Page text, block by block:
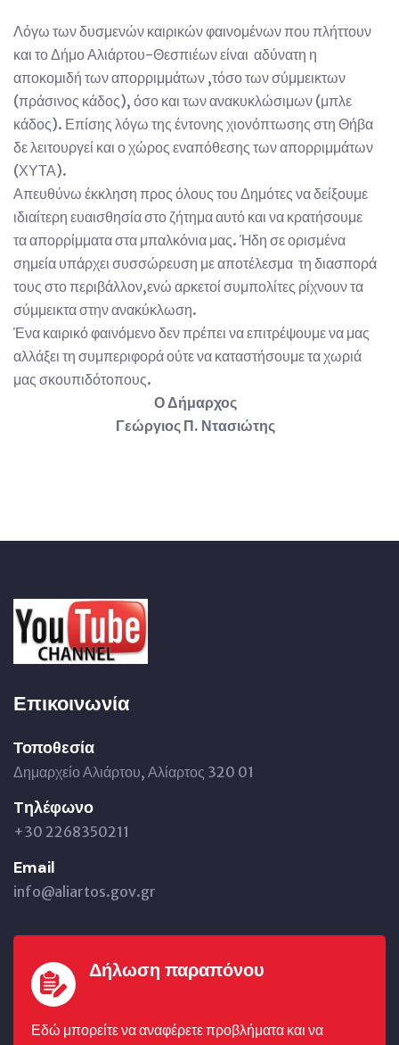
Λόγω των δυσμενών καιρικών φαινομένων που πλήττουν
και το Δήμο Αλιάρτου-Θεσπιέων είναι αδύνατη η
αποκομιδή των απορριμμάτων ,τόσο των σύμμεικτων
(πράσινος κάδος), όσο και των ανακυκλώσιμων (μπλε
κάδος). Επίσης λόγω της έντονης χιονόπτωσης στη Θήβα
δε λειτουργεί και ο χώρος εναπόθεσης των απορριμμάτων
(ΧΥΤΑ).
Απευθύνω έκκληση προς όλους του Δημότες να δείξουμε
ιδιαίτερη ευαισθησία στο ζήτημα αυτό και να κρατήσουμε
τα απορρίμματα στα μπαλκόνια μας. Ήδη σε ορισμένα
σημεία υπάρχει συσσώρευση με αποτέλεσμα τη διασπορά
τους στο περιβάλλον,ενώ αρκετοί συμπολίτες ρίχνουν τα
σύμμεικτα στην ανακύκλωση.
Ένα καιρικό φαινόμενο δεν πρέπει να επιτρέψουμε να μας
αλλάξει τη συμπεριφορά ούτε να καταστήσουμε τα χωριά
μας σκουπιδότοπους.
Ο Δήμαρχος
Γεώργιος Π. Ντασιώτης
Επικοινωνία
Τοποθεσία
Δημαρχείο Αλιάρτου, Αλίαρτος 320 01
Tηλέφωνο
+30 2268350211
Email
info@aliartos.gov.gr
Δήλωση παραπόνου
Εδώ μπορείτε να αναφέρετε προβλήματα και να